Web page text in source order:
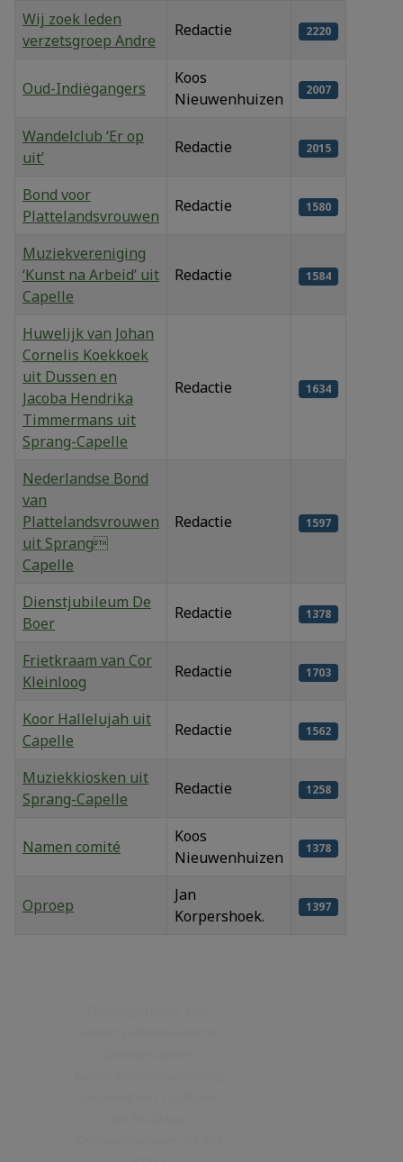
Wij zoek leden
verzetsgroep Andre
Redactie 2220
Oud-Indiëgangers
Koos
Nieuwenhuizen
2007
Wandelclub ‘Er op
uit’
Redactie 2015
Bond voor
Plattelandsvrouwen
Redactie 1580
Muziekvereniging
‘Kunst na Arbeid’ uit
Capelle
Redactie 1584
Huwelijk van Johan
Cornelis Koekkoek
uit Dussen en
Jacoba Hendrika
Timmermans uit
Sprang-Capelle
Redactie 1634
Nederlandse Bond
van
Plattelandsvrouwen
uit Sprang
Capelle
Redactie 1597
Dienstjubileum De
Boer
Redactie 1378
Frietkraam van Cor
Kleinloog
Redactie 1703
Koor Hallelujah uit
Capelle
Redactie 1562
Muziekkiosken uit
Sprang-Capelle
Redactie 1258
Namen comité
Koos
Nieuwenhuizen
1378
Oproep
Jan
Korpershoek.
1397